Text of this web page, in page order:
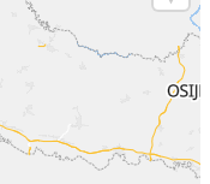
Zagreb - Sarajevo
Milano - Zagreb
Ulcinj